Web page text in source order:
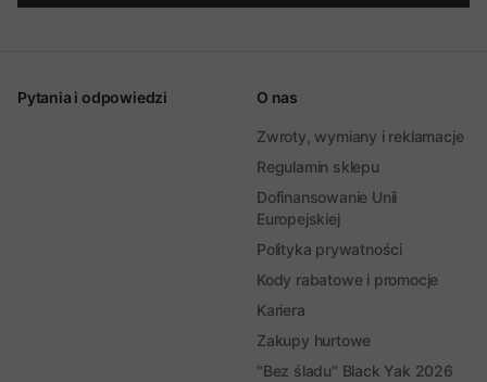
Pytania i odpowiedzi O nas
Zwroty, wymiany i reklamacje
Regulamin sklepu
Dofinansowanie Unii
Europejskiej
Polityka prywatności
Kody rabatowe i promocje
Kariera
Zakupy hurtowe
"Bez śladu" Black Yak 2026